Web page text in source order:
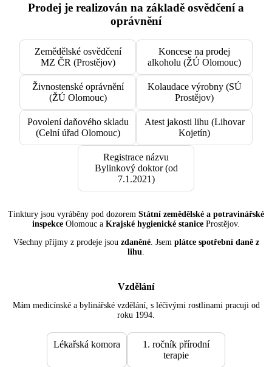
Prodej je realizován na základě osvědčení a
oprávnění
Zemědělské osvědčení
MZ ČR (Prostějov)
Koncese na prodej
alkoholu (ŽÚ Olomouc)
Živnostenské oprávnění
(ŽÚ Olomouc)
Kolaudace výrobny (SÚ
Prostějov)
Povolení daňového skladu
(Celní úřad Olomouc)
Atest jakosti lihu (Lihovar
Kojetín)
Registrace názvu
Bylinkový doktor (od
7.1.2021)
Tinktury jsou vyráběny pod dozorem Státní zemědělské a potravinářské
inspekce Olomouc a Krajské hygienické stanice Prostějov.
Všechny příjmy z prodeje jsou zdaněné. Jsem plátce spotřební daně z
lihu
Vzdělání
Mám medicínské a bylinářské vzdělání, s léčivými rostlinami pracuji od
roku 1994.
Lékařská komora
1. ročník přírodní
terapie